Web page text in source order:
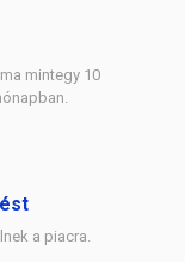
mintegy 10
a piacra.